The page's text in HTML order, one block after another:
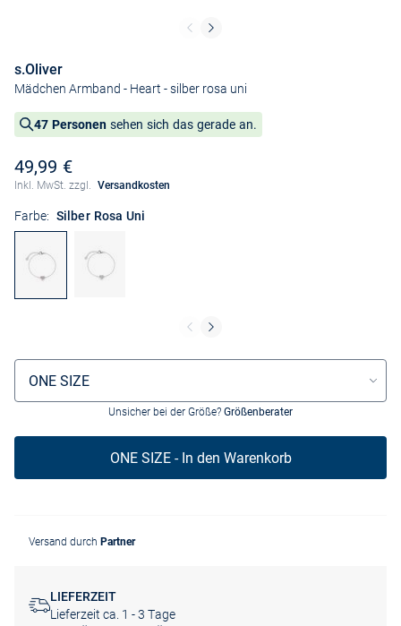
s.Oliver
Mädchen Armband - Heart - silber rosa uni
47 Personen sehen sich das gerade an.
49,99 €
Inkl. MwSt. zzgl. Versandkosten
Farbe: Silber Rosa Uni
Größenauswahl
ONE SIZE
Unsicher bei der Größe? Größenberater
ONE SIZE - In den Warenkorb
Versand durch Partner
LIEFERZEIT
Lieferzeit ca. 1 - 3 Tage